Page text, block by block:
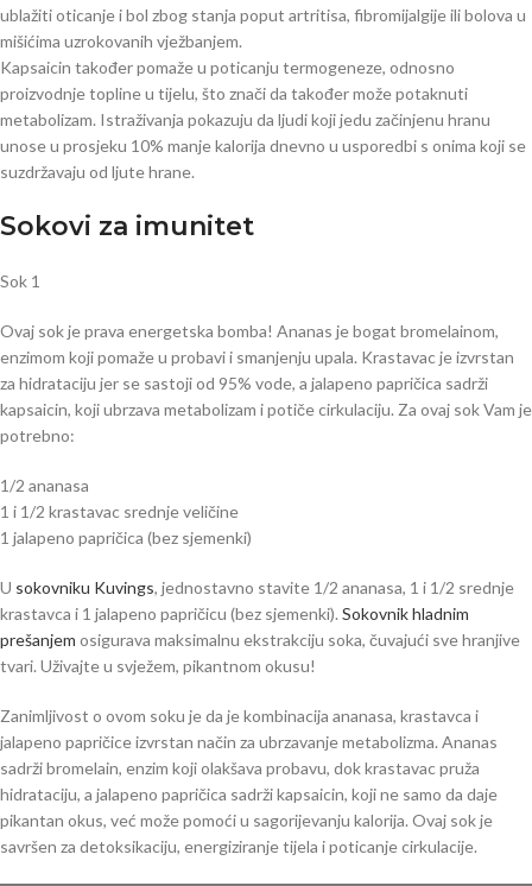
ublažiti oticanje i bol zbog stanja poput artritisa, fibromijalgije ili bolova u
mišićima uzrokovanih vježbanjem.
Kapsaicin također pomaže u poticanju termogeneze, odnosno
proizvodnje topline u tijelu, što znači da također može potaknuti
metabolizam. Istraživanja pokazuju da ljudi koji jedu začinjenu hranu
unose u prosjeku 10% manje kalorija dnevno u usporedbi s onima koji se
suzdržavaju od ljute hrane.
Sokovi za imunitet
Sok 1
Ovaj sok je prava energetska bomba! Ananas je bogat bromelainom,
enzimom koji pomaže u probavi i smanjenju upala. Krastavac je izvrstan
za hidrataciju jer se sastoji od 95% vode, a jalapeno papričica sadrži
kapsaicin, koji ubrzava metabolizam i potiče cirkulaciju. Za ovaj sok Vam je
potrebno:
1/2 ananasa
1 i 1/2 krastavac srednje veličine
1 jalapeno papričica (bez sjemenki)
U sokovniku Kuvings, jednostavno stavite 1/2 ananasa, 1 i 1/2 srednje
krastavca i 1 jalapeno papričicu (bez sjemenki). Sokovnik hladnim
prešanjem osigurava maksimalnu ekstrakciju soka, čuvajući sve hranjive
tvari. Uživajte u svježem, pikantnom okusu!
Zanimljivost o ovom soku je da je kombinacija ananasa, krastavca i
jalapeno papričice izvrstan način za ubrzavanje metabolizma. Ananas
sadrži bromelain, enzim koji olakšava probavu, dok krastavac pruža
hidrataciju, a jalapeno papričica sadrži kapsaicin, koji ne samo da daje
pikantan okus, već može pomoći u sagorijevanju kalorija. Ovaj sok je
savršen za detoksikaciju, energiziranje tijela i poticanje cirkulacije.